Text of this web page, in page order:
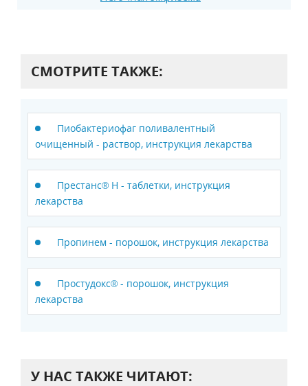
СМОТРИТЕ ТАКЖЕ:
Пиобактериофаг поливалентный
очищенный - раствор, инструкция лекарства
Престанс® Н - таблетки, инструкция
лекарства
Пропинем - порошок, инструкция лекарства
Простудокс® - порошок, инструкция
лекарства
У НАС ТАКЖЕ ЧИТАЮТ: